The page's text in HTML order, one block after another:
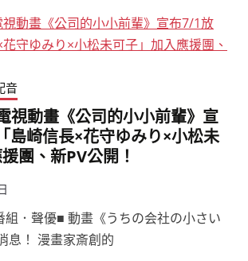
音
視動畫《公司的小小前輩》宣
島崎信長×花守ゆみり×小松未
團、新PV公開！
組．聲優■ 動畫《うちの会社の小さい
息！ 漫畫家斎創的